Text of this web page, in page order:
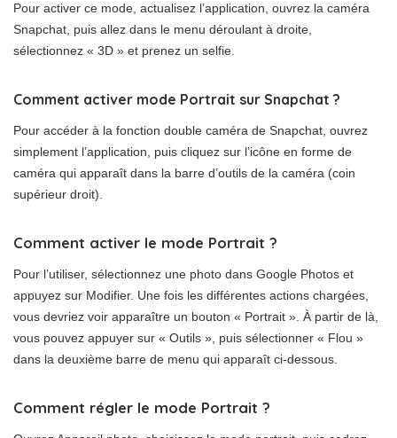
Pour activer ce mode, actualisez l’application, ouvrez la caméra
Snapchat, puis allez dans le menu déroulant à droite,
sélectionnez « 3D » et prenez un selfie.
Comment activer mode Portrait sur Snapchat ?
Pour accéder à la fonction double caméra de Snapchat, ouvrez
simplement l’application, puis cliquez sur l’icône en forme de
caméra qui apparaît dans la barre d’outils de la caméra (coin
supérieur droit).
Comment activer le mode Portrait ?
Pour l’utiliser, sélectionnez une photo dans Google Photos et
appuyez sur Modifier. Une fois les différentes actions chargées,
vous devriez voir apparaître un bouton « Portrait ». À partir de là,
vous pouvez appuyer sur « Outils », puis sélectionner « Flou »
dans la deuxième barre de menu qui apparaît ci-dessous.
Comment régler le mode Portrait ?